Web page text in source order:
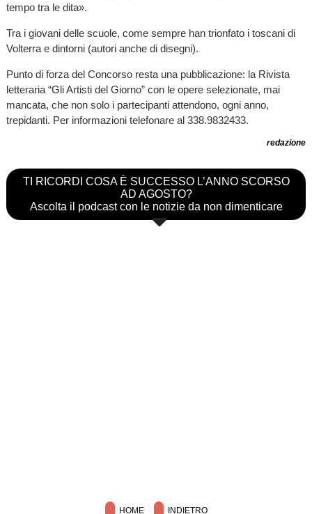
tempo tra le dita».
Tra i giovani delle scuole, come sempre han trionfato i toscani di
Volterra e dintorni (autori anche di disegni).
Punto di forza del Concorso resta una pubblicazione: la Rivista
letteraria “Gli Artisti del Giorno” con le opere selezionate, mai
mancata, che non solo i partecipanti attendono, ogni anno,
trepidanti. Per informazioni telefonare al 338.9832433.
redazione
TI RICORDI COSA È SUCCESSO L’ANNO SCORSO
AD AGOSTO?
Ascolta il podcast con le notizie da non dimenticare
HOME INDIETRO